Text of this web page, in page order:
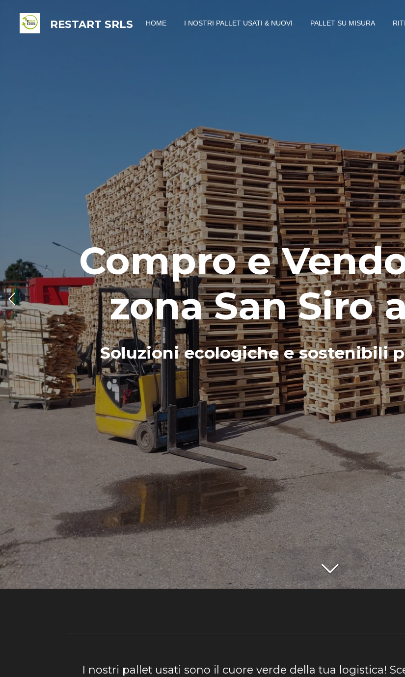
RESTART SRLS HOME I NOSTRI PALLET USATI & NUOVI PALLET SU MISURA
Compro e
zona San Siro
Soluzioni ecologiche e sostenibili
I nostri pallet usati sono il cuore verde della tua logistica!